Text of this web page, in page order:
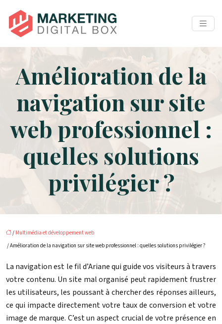
Amélioration de la
navigation sur site
web professionnel :
quelles solutions
privilégier ?
/ Multimédia et développement web
/ Amélioration de la navigation sur site web professionnel : quelles solutions privilégier ?
La navigation est le fil d’Ariane qui guide vos visiteurs à travers
votre contenu. Un site mal organisé peut rapidement frustrer
les utilisateurs, les poussant à chercher des réponses ailleurs,
ce qui impacte directement votre taux de conversion et votre
image de marque. C’est un aspect crucial de votre présence en